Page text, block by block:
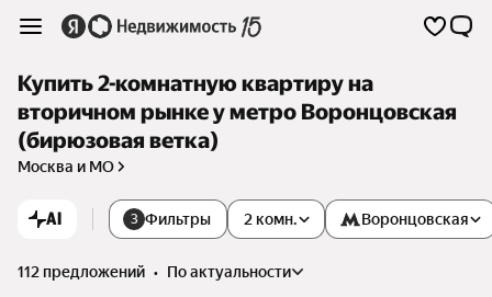
Купить 2-комнатную квартиру на
вторичном рынке у метро Воронцовская
(бирюзовая ветка)
Москва и МО
AI 3 Фильтры 2 комн. Воронцовская
112 предложений •
по актуальности